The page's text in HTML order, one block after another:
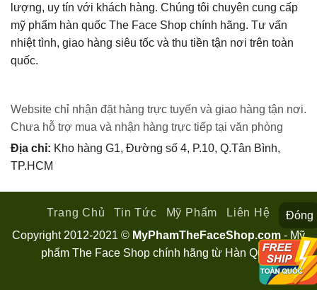
lượng, uy tín với khách hàng. Chúng tôi chuyên cung cấp
mỹ phẩm hàn quốc The Face Shop chính hãng. Tư vấn
nhiệt tình, giao hàng siêu tốc và thu tiền tận nơi trên toàn
quốc.
Website chỉ nhận đặt hàng trực tuyến và giao hàng tận nơi.
Chưa hỗ trợ mua và nhận hàng trực tiếp tại văn phòng
Địa chỉ: Kho hàng G1, Đường số 4, P.10, Q.Tân Bình,
TP.HCM
Trang Chủ Tin Tức Mỹ Phẩm
Liên Hệ
Copyright 2012-2021 © MyPhamTheFaceShop.com - Mỹ
phẩm The Face Shop chính hãng từ Hàn Quốc
Đóng